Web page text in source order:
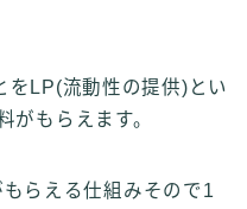
をLP(流動性の提供)とい
がもらえます。
らえる仕組みそので1